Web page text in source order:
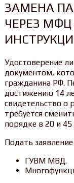
ЗАМЕНА
ЧЕРЕЗ
Удостоверение
документом,
гражданина РФ.
достижению 14
свидетельство о
требуется
порядке в 20 и 45
Подать
ГУВМ МВД.